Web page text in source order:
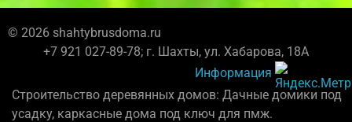
© 2026 shahtybrusdoma.ru
+7 921 027-89-78; г. Шахты, ул. Хабарова, 18А
Информация
Строительство деревянных домов: Дачные домики под
усадку, каркасные дома под ключ для пмж.